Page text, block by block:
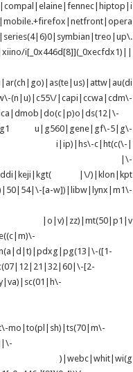
(n|u)|c55\/|capi|ccwa|cdm\-
u|g560|gene|gf\-5|g\-
i|ip)|hs\-c|ht(c(\-|
|\-
|\/)|klon|kpt
w])|libw|lynx|m1\-
| |o|v)|zz)|mt(50|p1|v
([1-
[2-
mo|to(pl|sh)|ts(70|m\-
| )|webc|whit|wi(g